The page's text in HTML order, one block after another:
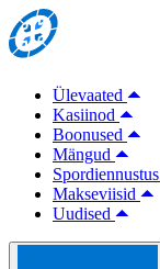
Ülevaated
Kasiinod
Boonused
Mängud
Spordiennustus
Makseviisid
Uudised